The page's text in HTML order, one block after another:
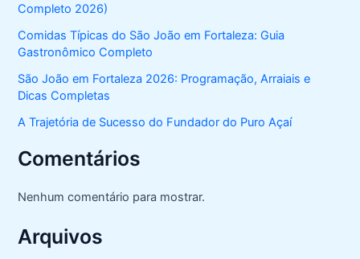
Completo 2026)
Comidas Típicas do São João em Fortaleza: Guia
Gastronômico Completo
São João em Fortaleza 2026: Programação, Arraiais e
Dicas Completas
A Trajetória de Sucesso do Fundador do Puro Açaí
Comentários
Nenhum comentário para mostrar.
Arquivos